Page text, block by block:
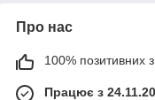
Про нас
100% позитивних з
Працює з